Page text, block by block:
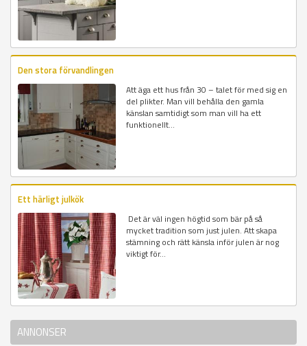
Den stora förvandlingen
Att äga ett hus från 30 – talet för med sig en
del plikter. Man vill behålla den gamla
känslan samtidigt som man vill ha ett
funktionellt...
Ett härligt julkök
Det är väl ingen högtid som bär på så
mycket tradition som just julen. Att skapa
stämning och rätt känsla inför julen är nog
viktigt för...
ANNONSER